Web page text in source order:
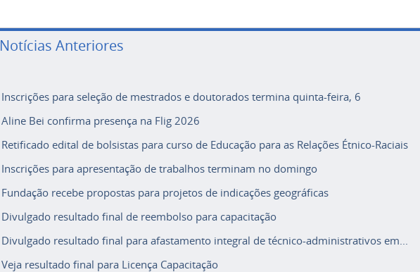
Notícias Anteriores
Inscrições para seleção de mestrados e doutorados termina quinta-feira, 6
Aline Bei confirma presença na Flig 2026
Retificado edital de bolsistas para curso de Educação para as Relações Étnico-Raciais
Inscrições para apresentação de trabalhos terminam no domingo
Fundação recebe propostas para projetos de indicações geográficas
Divulgado resultado final de reembolso para capacitação
Divulgado resultado final para afastamento integral de técnico-administrativos em...
Veja resultado final para Licença Capacitação